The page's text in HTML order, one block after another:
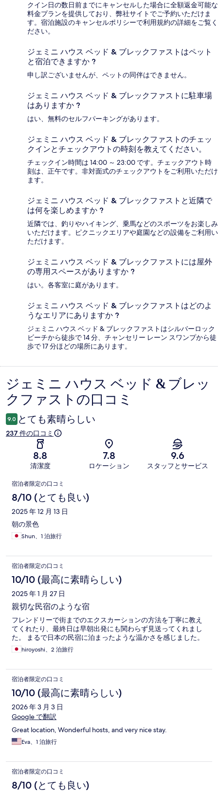
クイン日の数日前までにキャンセルした場合に全額返金可能な
料金プランを提供しており、弊社サイトでご予約いただけま
す。宿泊施設のキャンセルポリシーで利用規約の詳細をご覧く
ださい。
ジェミニ ハウス ベッド & ブレックファストはペット
と宿泊できますか ?
申し訳ございませんが、ペットの同伴はできません。
ジェミニ ハウス ベッド & ブレックファストに駐車場
はありますか ?
はい、無料のセルフパーキングがあります。
ジェミニ ハウス ベッド & ブレックファストのチェッ
クインとチェックアウトの時刻を教えてください。
チェックイン時間は 14:00 ～ 23:00 です。チェックアウト時
刻は、正午です。非対面式のチェックアウトをご利用いただけ
ます。
ジェミニ ハウス ベッド & ブレックファストと近隣で
は何を楽しめますか ?
近隣では、釣りやハイキング、乗馬などのスポーツをお楽しみ
いただけます。ピクニックエリアや庭園などの設備をご利用い
ただけます。
ジェミニ ハウス ベッド & ブレックファストには屋外
の専用スペースがありますか ?
はい。各客室に庭があります。
ジェミニ ハウス ベッド & ブレックファストはどのよ
うなエリアにありますか ?
ジェミニ ハウス ベッド & ブレックファストはシルバーロック
ビーチから徒歩で 14 分、チャンセリー レーン スワンプから徒
歩で 17 分ほどの場所にあります。
口
コ
ミ
ジェミニ ハウス ベッド & ブレッ
クファストの口コミ
9.0 とても素晴らしい
237 件の口コミ
8.8
清潔度
7.8
ロケーション
9.6
スタッフとサービス
口
コ
ミ
宿泊者限定の口コミ
8/10 (とても良い)
2025 年 12 月 13 日
朝の景色
Shun、1 泊旅行
宿泊者限定の口コミ
10/10 (最高に素晴らしい)
2025 年 1 月 27 日
親切な民宿のような宿
フレンドリーで街までのエクスカーションの方法を丁寧に教え
てくれたり、最終日は早朝出発にも関わらず見送ってくれまし
た。 まるで日本の民宿に泊まったような温かさを感じました。
hiroyoshi、2 泊旅行
宿泊者限定の口コミ
10/10 (最高に素晴らしい)
2026 年 3 月 3 日
Google で翻訳
Great location, Wonderful hosts, and very nice stay.
Eva、1 泊旅行
宿泊者限定の口コミ
8/10 (とても良い)